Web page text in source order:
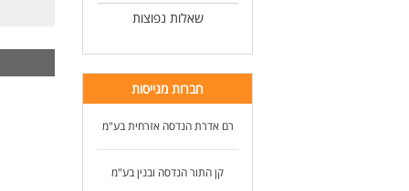
שאלות נפוצות
חברות מגייסות
רם אדרת הנדסה אזרחית בע"מ
קן התור הנדסה ובנין בע"מ